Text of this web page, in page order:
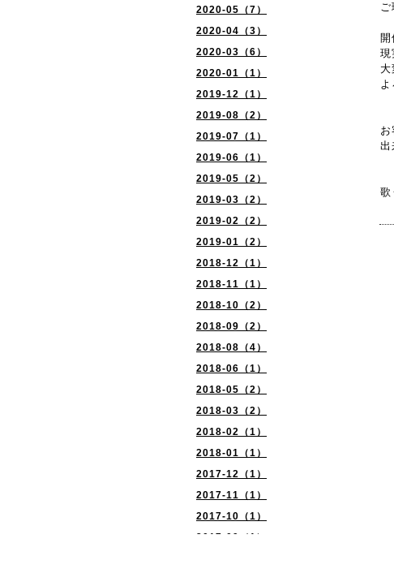
2020-05（7）
2020-04（3）
2020-03（6）
2020-01（1）
2019-12（1）
2019-08（2）
2019-07（1）
2019-06（1）
2019-05（2）
2019-03（2）
2019-02（2）
2019-01（2）
2018-12（1）
2018-11（1）
2018-10（2）
2018-09（2）
2018-08（4）
2018-06（1）
2018-05（2）
2018-03（2）
2018-02（1）
2018-01（1）
2017-12（1）
2017-11（1）
2017-10（1）
2017-09（1）
ご
現
よ
出
歌